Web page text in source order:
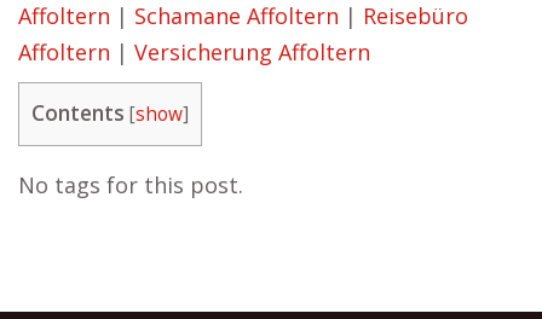
Affoltern | Schamane Affoltern | Reisebüro
Affoltern | Versicherung Affoltern
Contents [show]
No tags for this post.